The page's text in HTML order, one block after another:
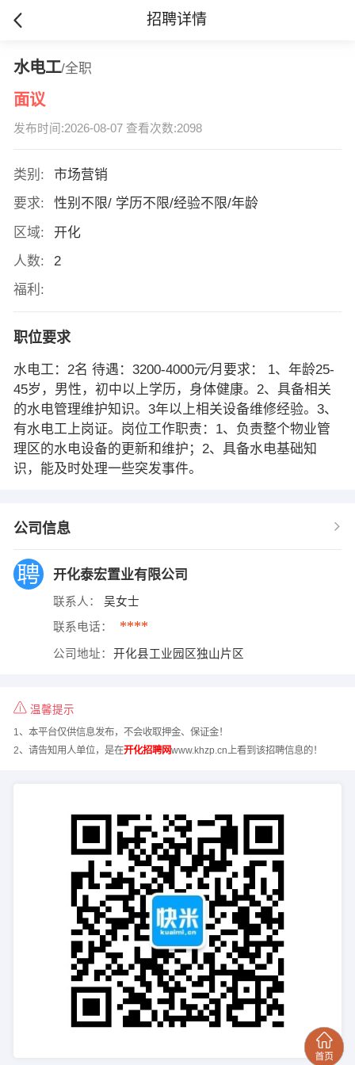
招聘详情
水电工/全职
面议
发布时间:2026-08-07 查看次数:2098
类别:
市场营销
要求:
性别不限/ 学历不限/经验不限/年龄
区域:
开化
人数:
2
福利:
职位要求
水电工：2名 待遇：3200-4000元∕月要求： 1、年龄25-
45岁，男性，初中以上学历，身体健康。2、具备相关
的水电管理维护知识。3年以上相关设备维修经验。3、
有水电工上岗证。岗位工作职责：1、负责整个物业管
理区的水电设备的更新和维护；2、具备水电基础知
识，能及时处理一些突发事件。
公司信息
开化泰宏置业有限公司
联系人： 吴女士
联系电话： ****
公司地址： 开化县工业园区独山片区
温馨提示
1、本平台仅供信息发布，不会收取押金、保证金！
2、请告知用人单位，是在开化招聘网www.khzp.cn上看到该招聘信息的！